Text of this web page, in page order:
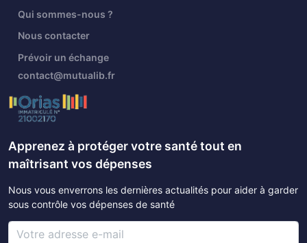
Qui sommes-nous ?
Nous contacter
Prévoir un échange
contact@mutualib.fr
Apprenez à protéger votre santé tout en
maîtrisant vos dépenses
Nous vous enverrons les dernières actualités pour aider à garder
sous contrôle vos dépenses de santé